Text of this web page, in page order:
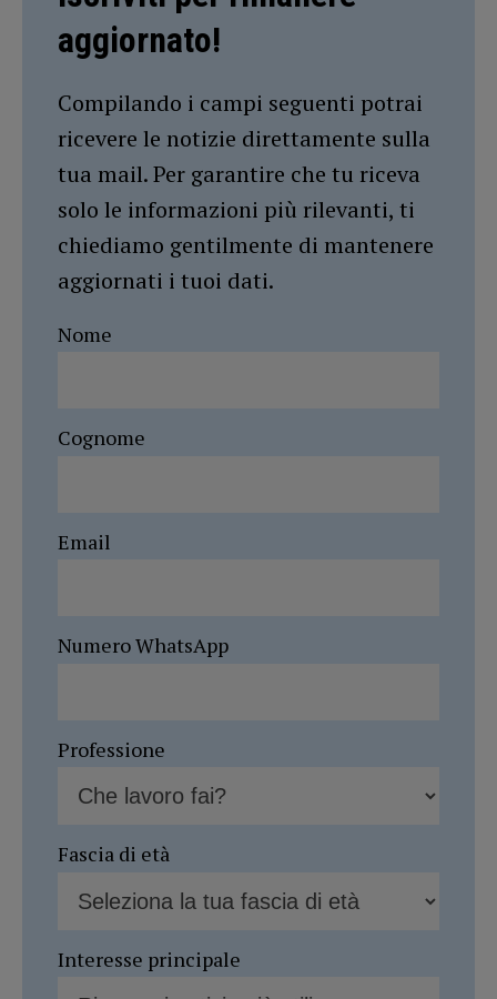
aggiornato!
Compilando i campi seguenti potrai
ricevere le notizie direttamente sulla
tua mail. Per garantire che tu riceva
solo le informazioni più rilevanti, ti
chiediamo gentilmente di mantenere
aggiornati i tuoi dati.
Nome
Cognome
Email
Numero WhatsApp
Professione
Fascia di età
Interesse principale